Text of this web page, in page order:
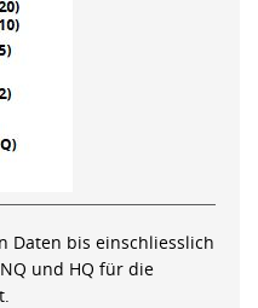
Daten bis einschliesslich
und HQ für die